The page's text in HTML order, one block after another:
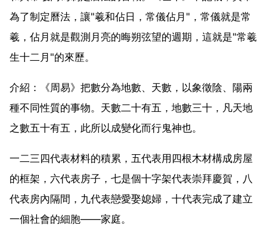
為了制定曆法，讓"羲和佔日，常儀佔月"，常儀就是常
羲，佔月就是觀測月亮的晦朔弦望的週期，這就是"常羲
生十二月"的來歷。
介紹：《周易》把數分為地數、天數，以象徵陰、陽兩
種不同性質的事物。天數二十有五，地數三十，凡天地
之數五十有五，此所以成變化而行鬼神也。
一二三四代表材料的積累，五代表用四根木材構成房屋
的框架，六代表房子，七是個十字架代表崇拜慶賀，八
代表房內隔間，九代表戀愛娶媳婦，十代表完成了建立
一個社會的細胞——家庭。